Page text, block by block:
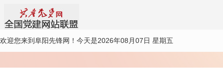
欢迎您来到阜阳先锋网！ 今天是2026年08月07日 星期五